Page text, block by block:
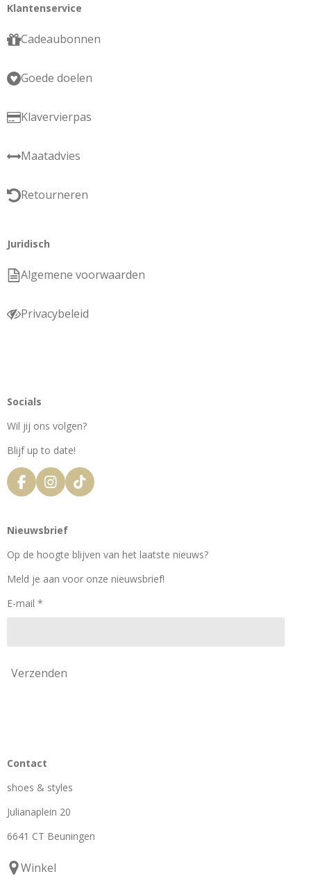
Klantenservice
Cadeaubonnen
Goede doelen
Klavervierpas
Maatadvies
Retourneren
Juridisch
Algemene voorwaarden
Privacybeleid
Socials
Wil jij ons volgen?
Blijf up to date!
F
a
e
o
k
I
n
t
g
a
T
i
k
Nieuwsbrief
Op de hoogte blijven van het laatste nieuws?
Meld je aan voor onze nieuwsbrief!
E-mail *
Verzenden
Contact
shoes & styles
Julianaplein 20
6641 CT Beuningen
Winkel